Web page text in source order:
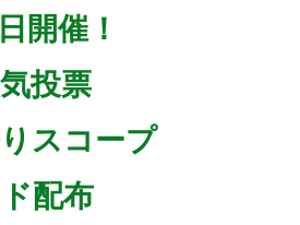
開催！
投票
スコープ
配布